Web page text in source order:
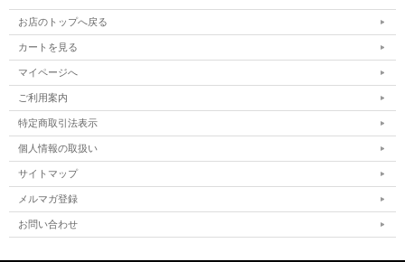
お店のトップへ戻る
カートを見る
マイページへ
ご利用案内
特定商取引法表示
個人情報の取扱い
サイトマップ
メルマガ登録
お問い合わせ